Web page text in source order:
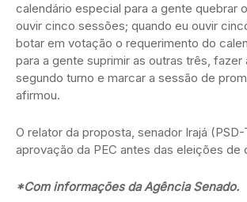
calendário especial para a gente quebrar
ouvir cinco sessões; quando eu ouvir
botar em votação o requerimento do
para a gente suprimir as outras três, fazer
segundo turno e marcar a sessão de
afirmou.
O relator da proposta, senador Irajá
aprovação da PEC antes das eleições de
*Com informações da Agência Senado.